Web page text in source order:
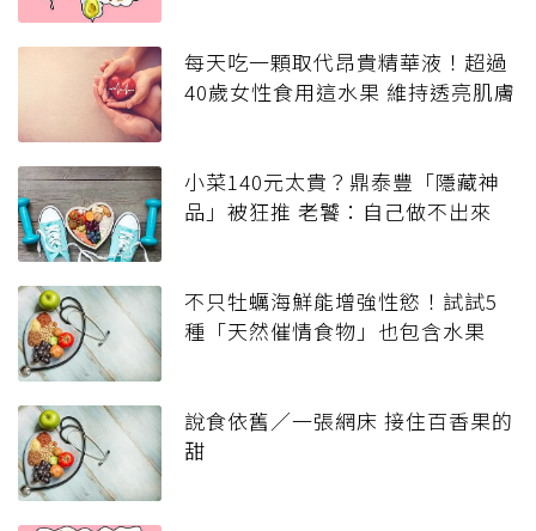
每天吃一顆取代昂貴精華液！超過
40歲女性食用這水果 維持透亮肌膚
小菜140元太貴？鼎泰豐「隱藏神
品」被狂推 老饕：自己做不出來
不只牡蠣海鮮能增強性慾！試試5
種「天然催情食物」也包含水果
說食依舊／一張網床 接住百香果的
甜